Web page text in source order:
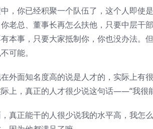
，你已经积聚一个队伍了，这个人即使
老总、董事长再怎么扶他，只要中层干
本事，只要大家抵制你，你也没办法。
可能。
外面知名度高的说是人才的，实际上有
上，真正的人才很少说这句话——“我很能
真正能干的人很少说我的水平高，我怎